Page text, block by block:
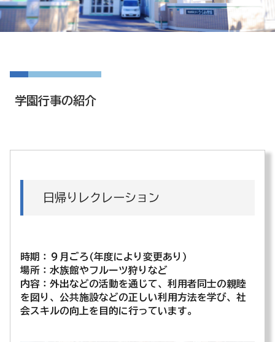
学園行事の紹介
日帰りレクレーション
時期：９月ごろ(年度により変更あり)
場所：水族館やフルーツ狩りなど
内容：外出などの活動を通じて、利用者同士の親睦
を図り、公共施設などの正しい利用方法を学び、社
会スキルの向上を目的に行っています。